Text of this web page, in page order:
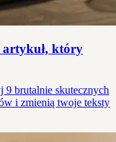
artykuł, który
9 brutalnie skutecznych
i zmienią twoje teksty